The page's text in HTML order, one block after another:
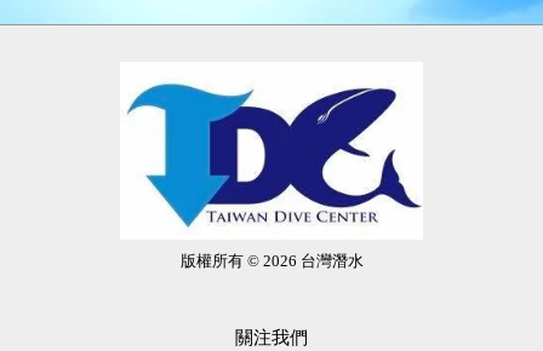
版權所有 © 2026 台灣潛水
關注我們